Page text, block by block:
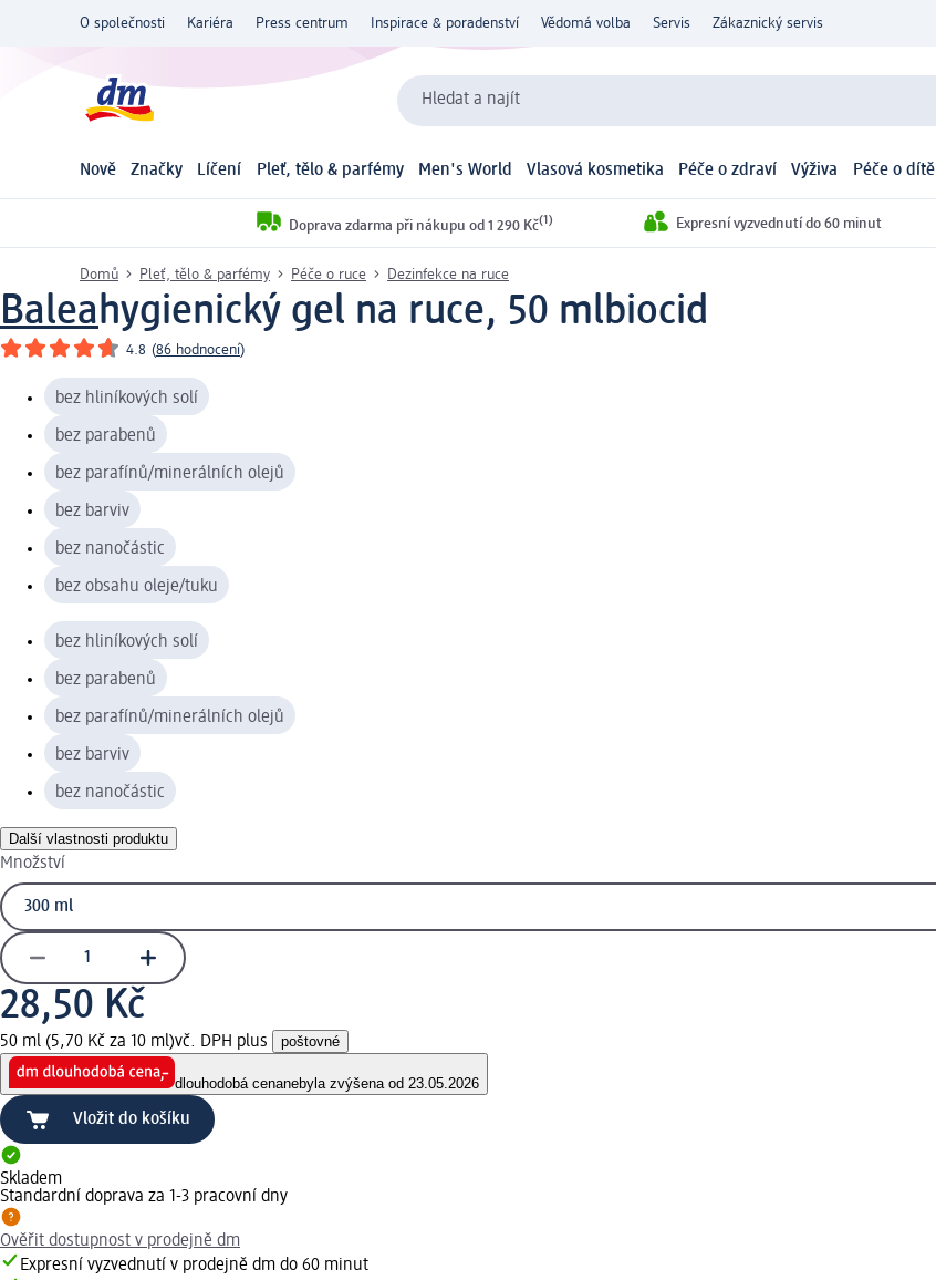
O společnosti Kariéra Press centrum Inspirace & poradenství Vědomá volba Servis Zákaznický servis
Hledat a najít
Nově Značky Líčení Pleť, tělo & parfémy Men's World Vlasová kosmetika Péče o zdraví Výživa Péče o dítě
Doprava zdarma při nákupu od 1 290 Kč(1) Expresní vyzvednutí do 60 minut
Domů Pleť, tělo & parfémy Péče o ruce Dezinfekce na ruce
Baleahygienický gel na ruce, 50 mlbiocid
4.8 (86 hodnocení)
bez hliníkových solí
bez parabenů
bez parafínů/minerálních olejů
bez barviv
bez nanočástic
bez obsahu oleje/tuku
bez hliníkových solí
bez parabenů
bez parafínů/minerálních olejů
bez barviv
bez nanočástic
Další vlastnosti produktu
Množství
28,50 Kč
50 ml (5,70 Kč za 10 ml)vč. DPH plus poštovné
dlouhodobá cenanebyla zvýšena od 23.05.2026
Vložit do košíku
Skladem
Standardní doprava za 1-3 pracovní dny
Ověřit dostupnost v prodejně dm
Expresní vyzvednutí v prodejně dm do 60 minut